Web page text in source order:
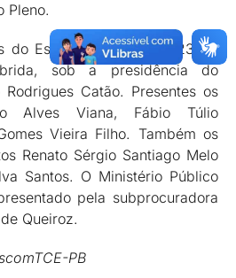
Pleno.
do Estado realizou sua 2346ª
sob a presidência do
Rodrigues Catão. Presentes os
Alves Viana, Fábio Túlio
Vieira Filho. Também os
Renato Sérgio Santiago Melo
Santos. O Ministério Público
pela subprocuradora
Queiroz.
PB